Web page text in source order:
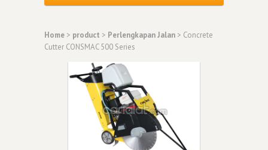
Home > product > Perlengkapan Jalan > Concrete
Cutter CONSMAC 500 Series